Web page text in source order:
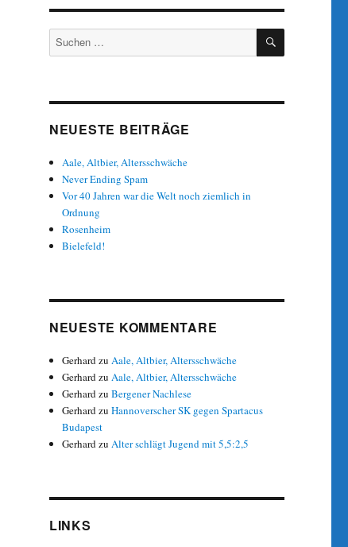
Suche
nach:
SUCHEN
NEUESTE BEITRÄGE
Aale, Altbier, Altersschwäche
Never Ending Spam
Vor 40 Jahren war die Welt noch ziemlich in
Ordnung
Rosenheim
Bielefeld!
NEUESTE KOMMENTARE
GerhardzuAale, Altbier, Altersschwäche
GerhardzuAale, Altbier, Altersschwäche
GerhardzuBergener Nachlese
GerhardzuHannoverscher SK gegen Spartacus
Budapest
GerhardzuAlter schlägt Jugend mit 5,5:2,5
LINKS